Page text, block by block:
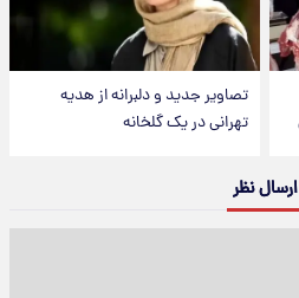
تصاویر جدید و دلبرانه از هدیه
تهرانی در یک گلخانه
ارسال نظر